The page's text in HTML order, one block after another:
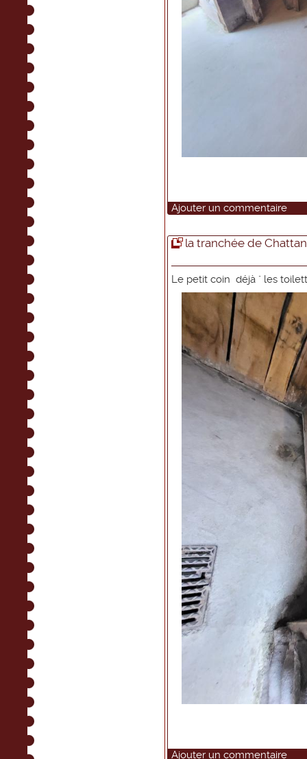
Ajouter un commentaire
la tranchée de
Le petit coin déjà " les
Ajouter un commentaire